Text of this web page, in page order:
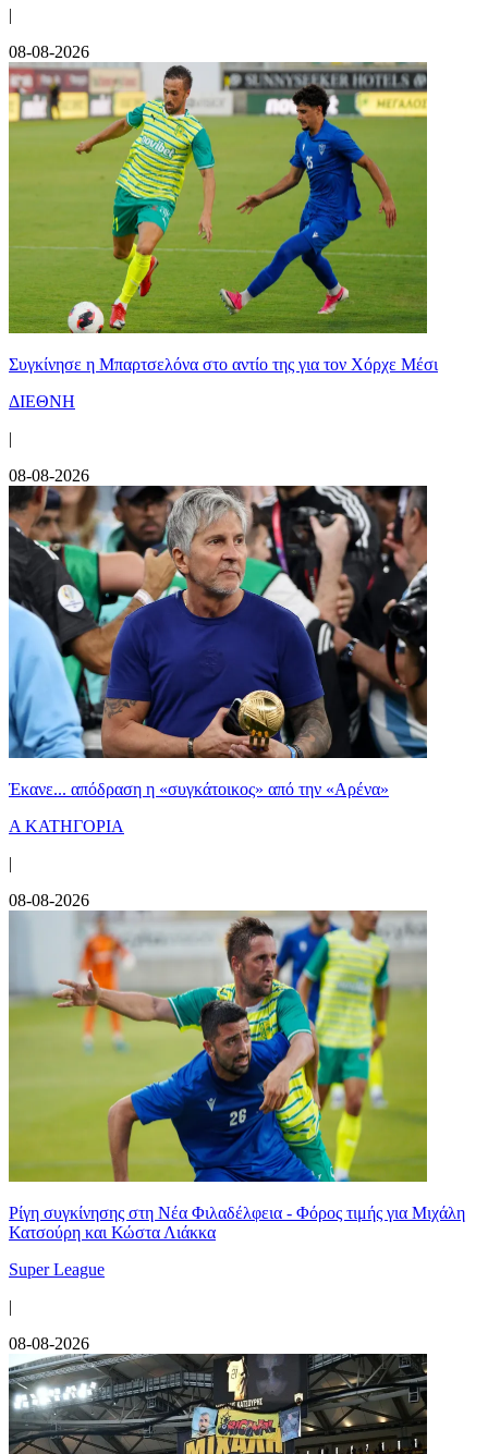
|
08-08-2026
Συγκίνησε η Μπαρτσελόνα στο αντίο της για τον Χόρχε Μέσι
ΔΙΕΘΝΗ
|
08-08-2026
Έκανε... απόδραση η «συγκάτοικος» από την «Αρένα»
Α ΚΑΤΗΓΟΡΙΑ
|
08-08-2026
Ρίγη συγκίνησης στη Νέα Φιλαδέλφεια - Φόρος τιμής για Μιχάλη
Κατσούρη και Κώστα Λιάκκα
Super League
|
08-08-2026